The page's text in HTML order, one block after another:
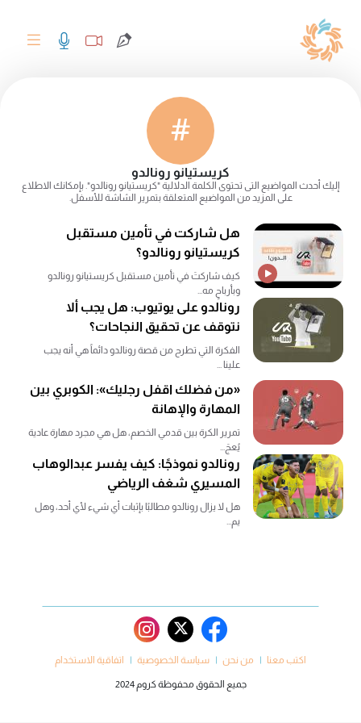
#
كريستيانو رونالدو
إليك أحدث المواضيع التى تحتوى الكلمة الدلالية "كريستيانو رونالدو". بإمكانك الاطلاع
على المزيد من المواضيع المتعلقة بتمرير الشاشة للأسفل.
هل شاركت في تأمين مستقبل
كريستيانو رونالدو؟
كيف شاركتَ في تأمين مستقبل كريستيانو رونالدو
وبأرباحٍ مه...
رونالدو على يوتيوب: هل يجب ألا
نتوقف عن تحقيق النجاحات؟
الفكرة التي تطرح من قصة رونالدو دائماً هي أنه يجب
علينا ...
«من فضلك اقفل رجليك»: الكوبري بين
المهارة والإهانة
تمرير الكرة بين قدمي الخصم، هل هي مجرد مهارة عادية
يُعجَ...
رونالدو نموذجًا: كيف يفسر عبدالوهاب
المسيري شغف الرياضي
هل لا يزال رونالدو مطالبًا بإثبات أي شيء لأي أحد، وهل
يم...
اكتب معنا من نحن سياسة الخصوصية اتفاقية الاستخدام
جميع الحقوق محفوظة كروم 2024